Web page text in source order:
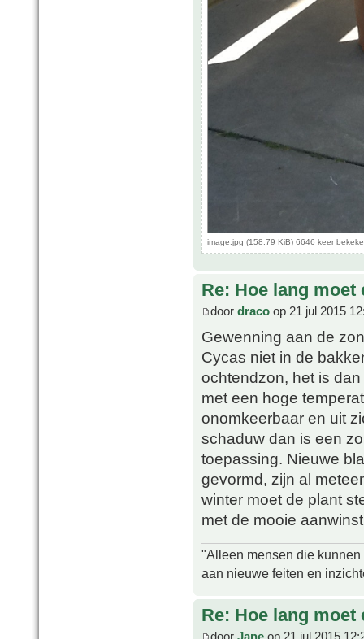
image.jpg (158.79 KiB) 6646 keer
Re: Hoe lang
door draco op 21 jul 2015
Gewenning aan de
Cycas niet in de
ochtendzon, het is
met een hoge
onomkeerbaar en uit
schaduw dan is een
toepassing. Nieuwe
gevormd, zijn al
winter moet de plant
met de mooie
"Alleen mensen die
aan nieuwe feiten en
Re: Hoe lang
door Jane op 21 jul 2015